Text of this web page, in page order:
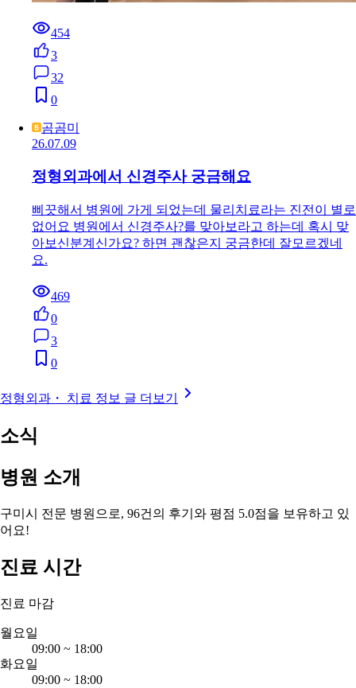
454
3
32
0
곰곰미
26.07.09
정형외과에서 신경주사 궁금해요
삐끗해서 병원에 가게 되었는데 물리치료라는 진전이 별로
없어요 병원에서 신경주사?를 맞아보라고 하는데 혹시 맞
아보신분계신가요? 하면 괜찮은지 궁금한데 잘모르겠네
요.
469
0
3
0
정형외과・ 치료 정보 글 더보기
소식
병원 소개
구미시 전문 병원으로, 96건의 후기와 평점 5.0점을 보유하고 있
어요!
진료 시간
진료 마감
월요일
09:00 ~ 18:00
화요일
09:00 ~ 18:00